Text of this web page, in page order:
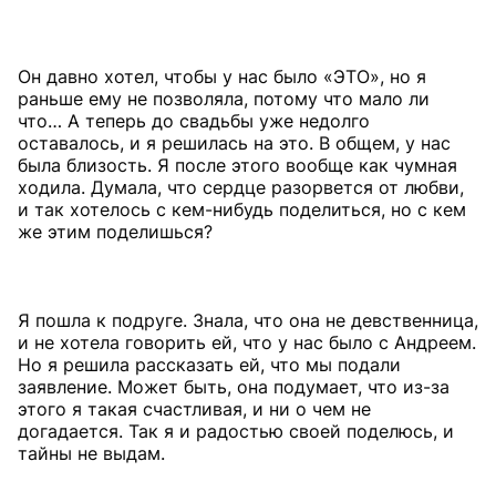
Он давно хотел, чтобы у нас было «ЭТО», но я
раньше ему не позволяла, потому что мало ли
что… А теперь до свадьбы уже недолго
оставалось, и я решилась на это. В общем, у нас
была близость. Я после этого вообще как чумная
ходила. Думала, что сердце разорвется от любви,
и так хотелось с кем-нибудь поделиться, но с кем
же этим поделишься?
Я пошла к подруге. Знала, что она не девственница,
и не хотела говорить ей, что у нас было с Андреем.
Но я решила рассказать ей, что мы подали
заявление. Может быть, она подумает, что из-за
этого я такая счастливая, и ни о чем не
догадается. Так я и радостью своей поделюсь, и
тайны не выдам.